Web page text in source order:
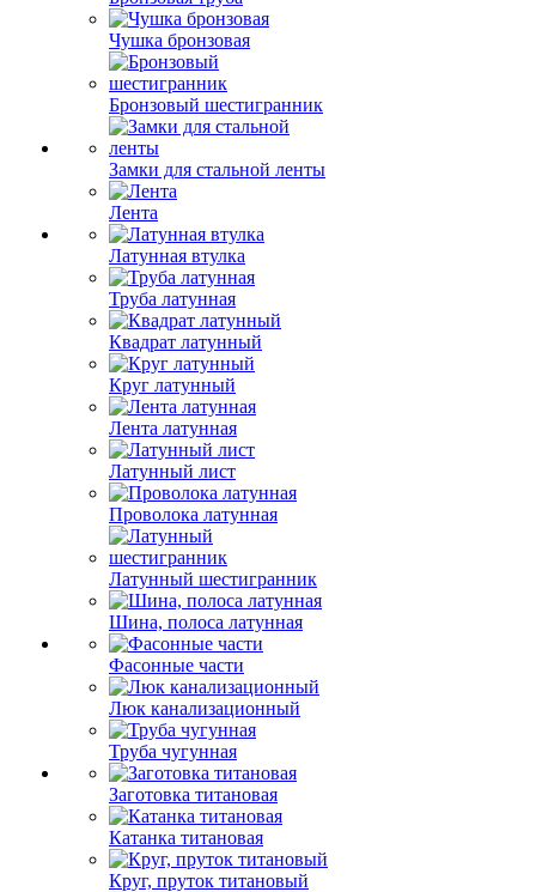
Чушка бронзовая
Бронзовый шестигранник
Замки для стальной ленты
Лента
Латунная втулка
Труба латунная
Квадрат латунный
Круг латунный
Лента латунная
Латунный лист
Проволока латунная
Латунный шестигранник
Шина, полоса латунная
Фасонные части
Люк канализационный
Труба чугунная
Заготовка титановая
Катанка титановая
Круг, пруток титановый